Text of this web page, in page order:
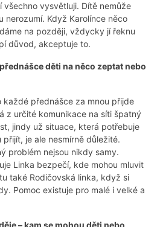
všechno vysvětluji. Dítě nemůže
nerozumí. Když Karolínce něco
na později, vždycky jí řeknu
důvod, akceptuje to.
děti na něco zeptat nebo
přednášce za mnou přijde
z určité komunikace na síti špatný
jindy už situace, která potřebuje
přijít, je ale nesmírně důležité.
problém nejsou nikdy samy.
Linka bezpečí, kde mohou mluvit
také Rodičovská linka, když si
Pomoc existuje pro malé i velké a
– kam se mohou děti nebo